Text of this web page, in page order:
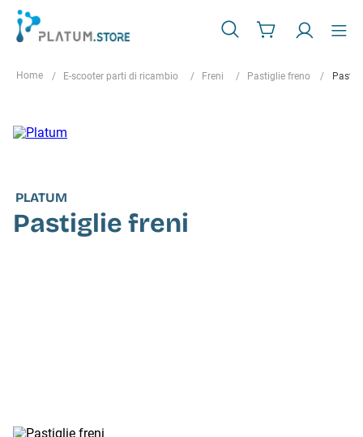
E-scooter parti di ricambio Freni Pastiglie freno
PLATUM
Pastiglie freni